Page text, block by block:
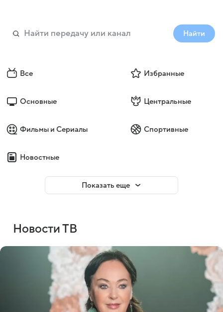
Найти
Все Избранные
Основные Центральные
Фильмы и Сериалы Спортивные
Новостные
Показать еще
Новости ТВ